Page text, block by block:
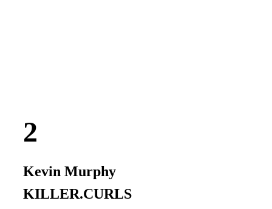
Kevin Murphy
KILLER.CURLS